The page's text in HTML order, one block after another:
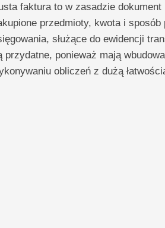
faktura to w zasadzie
przedmioty, kwota i sposób
służące do ewidencji
przydatne, ponieważ mają
obliczeń z dużą